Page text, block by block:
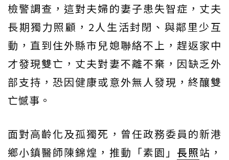
檢警調查，這對夫婦的妻子患失智症，丈夫
長期獨力照顧，2人生活封閉、與鄰里少互
動，直到住外縣市兒媳聯絡不上，趕返家中
才發現雙亡，丈夫對妻不離不棄，因缺乏外
部支持，恐因健康或意外無人發現，終釀雙
亡憾事。
面對高齡化及孤獨死，曾任政務委員的新港
鄉小鎮醫師陳錦煌，推動「素園」 長照站，